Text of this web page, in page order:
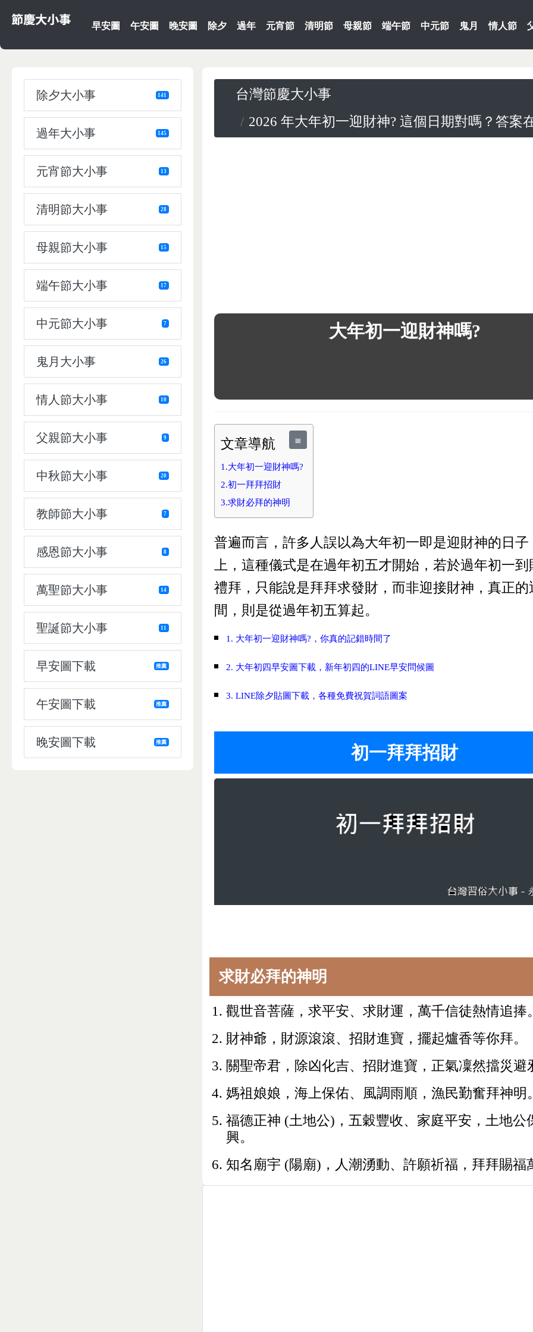
早安圖 午安圖 晚安圖 除夕 過年 元宵節 清明節 母親節 端午節 中元節 鬼月 情人節
台灣節慶大小事
2026 年大年初一迎財神? 這個日期對嗎？答案
大年初一迎財神嗎?
文章導航 ≣
1.大年初一迎財神嗎?
2.初一拜拜招財
3.求財必拜的神明
普遍而言，許多人誤以為大年初一即是迎財神的日子
上，這種儀式是在過年初五才開始，若於過年初一到
禮拜，只能說是拜拜求發財，而非迎接財神，真正的
間，則是從過年初五算起。
1. 大年初一迎財神嗎?，你真的記錯時間了
2. 大年初四早安圖下載，新年初四的LINE早安問候圖
3. LINE除夕貼圖下載，各種免費祝賀詞語圖案
初一拜拜招財
求財必拜的神明
觀世音菩薩，求平安、求財運，萬千信徒熱情追捧
財神爺，財源滾滾、招財進寶，擺起爐香等你拜。
關聖帝君，除凶化吉、招財進寶，正氣凜然擋災避
媽祖娘娘，海上保佑、風調雨順，漁民勤奮拜神明
福德正神 (土地公)，五穀豐收、家庭平安，土地公
興。
知名廟宇 (陽廟)，人潮湧動、許願祈福，拜拜賜福
除夕大小事 141
過年大小事 145
元宵節大小事 13
清明節大小事 28
母親節大小事 15
端午節大小事 17
中元節大小事 7
鬼月大小事 26
情人節大小事 10
父親節大小事 9
中秋節大小事 20
教師節大小事 7
感恩節大小事 8
萬聖節大小事 14
聖誕節大小事 11
早安圖下載 推薦
午安圖下載 推薦
晚安圖下載 推薦